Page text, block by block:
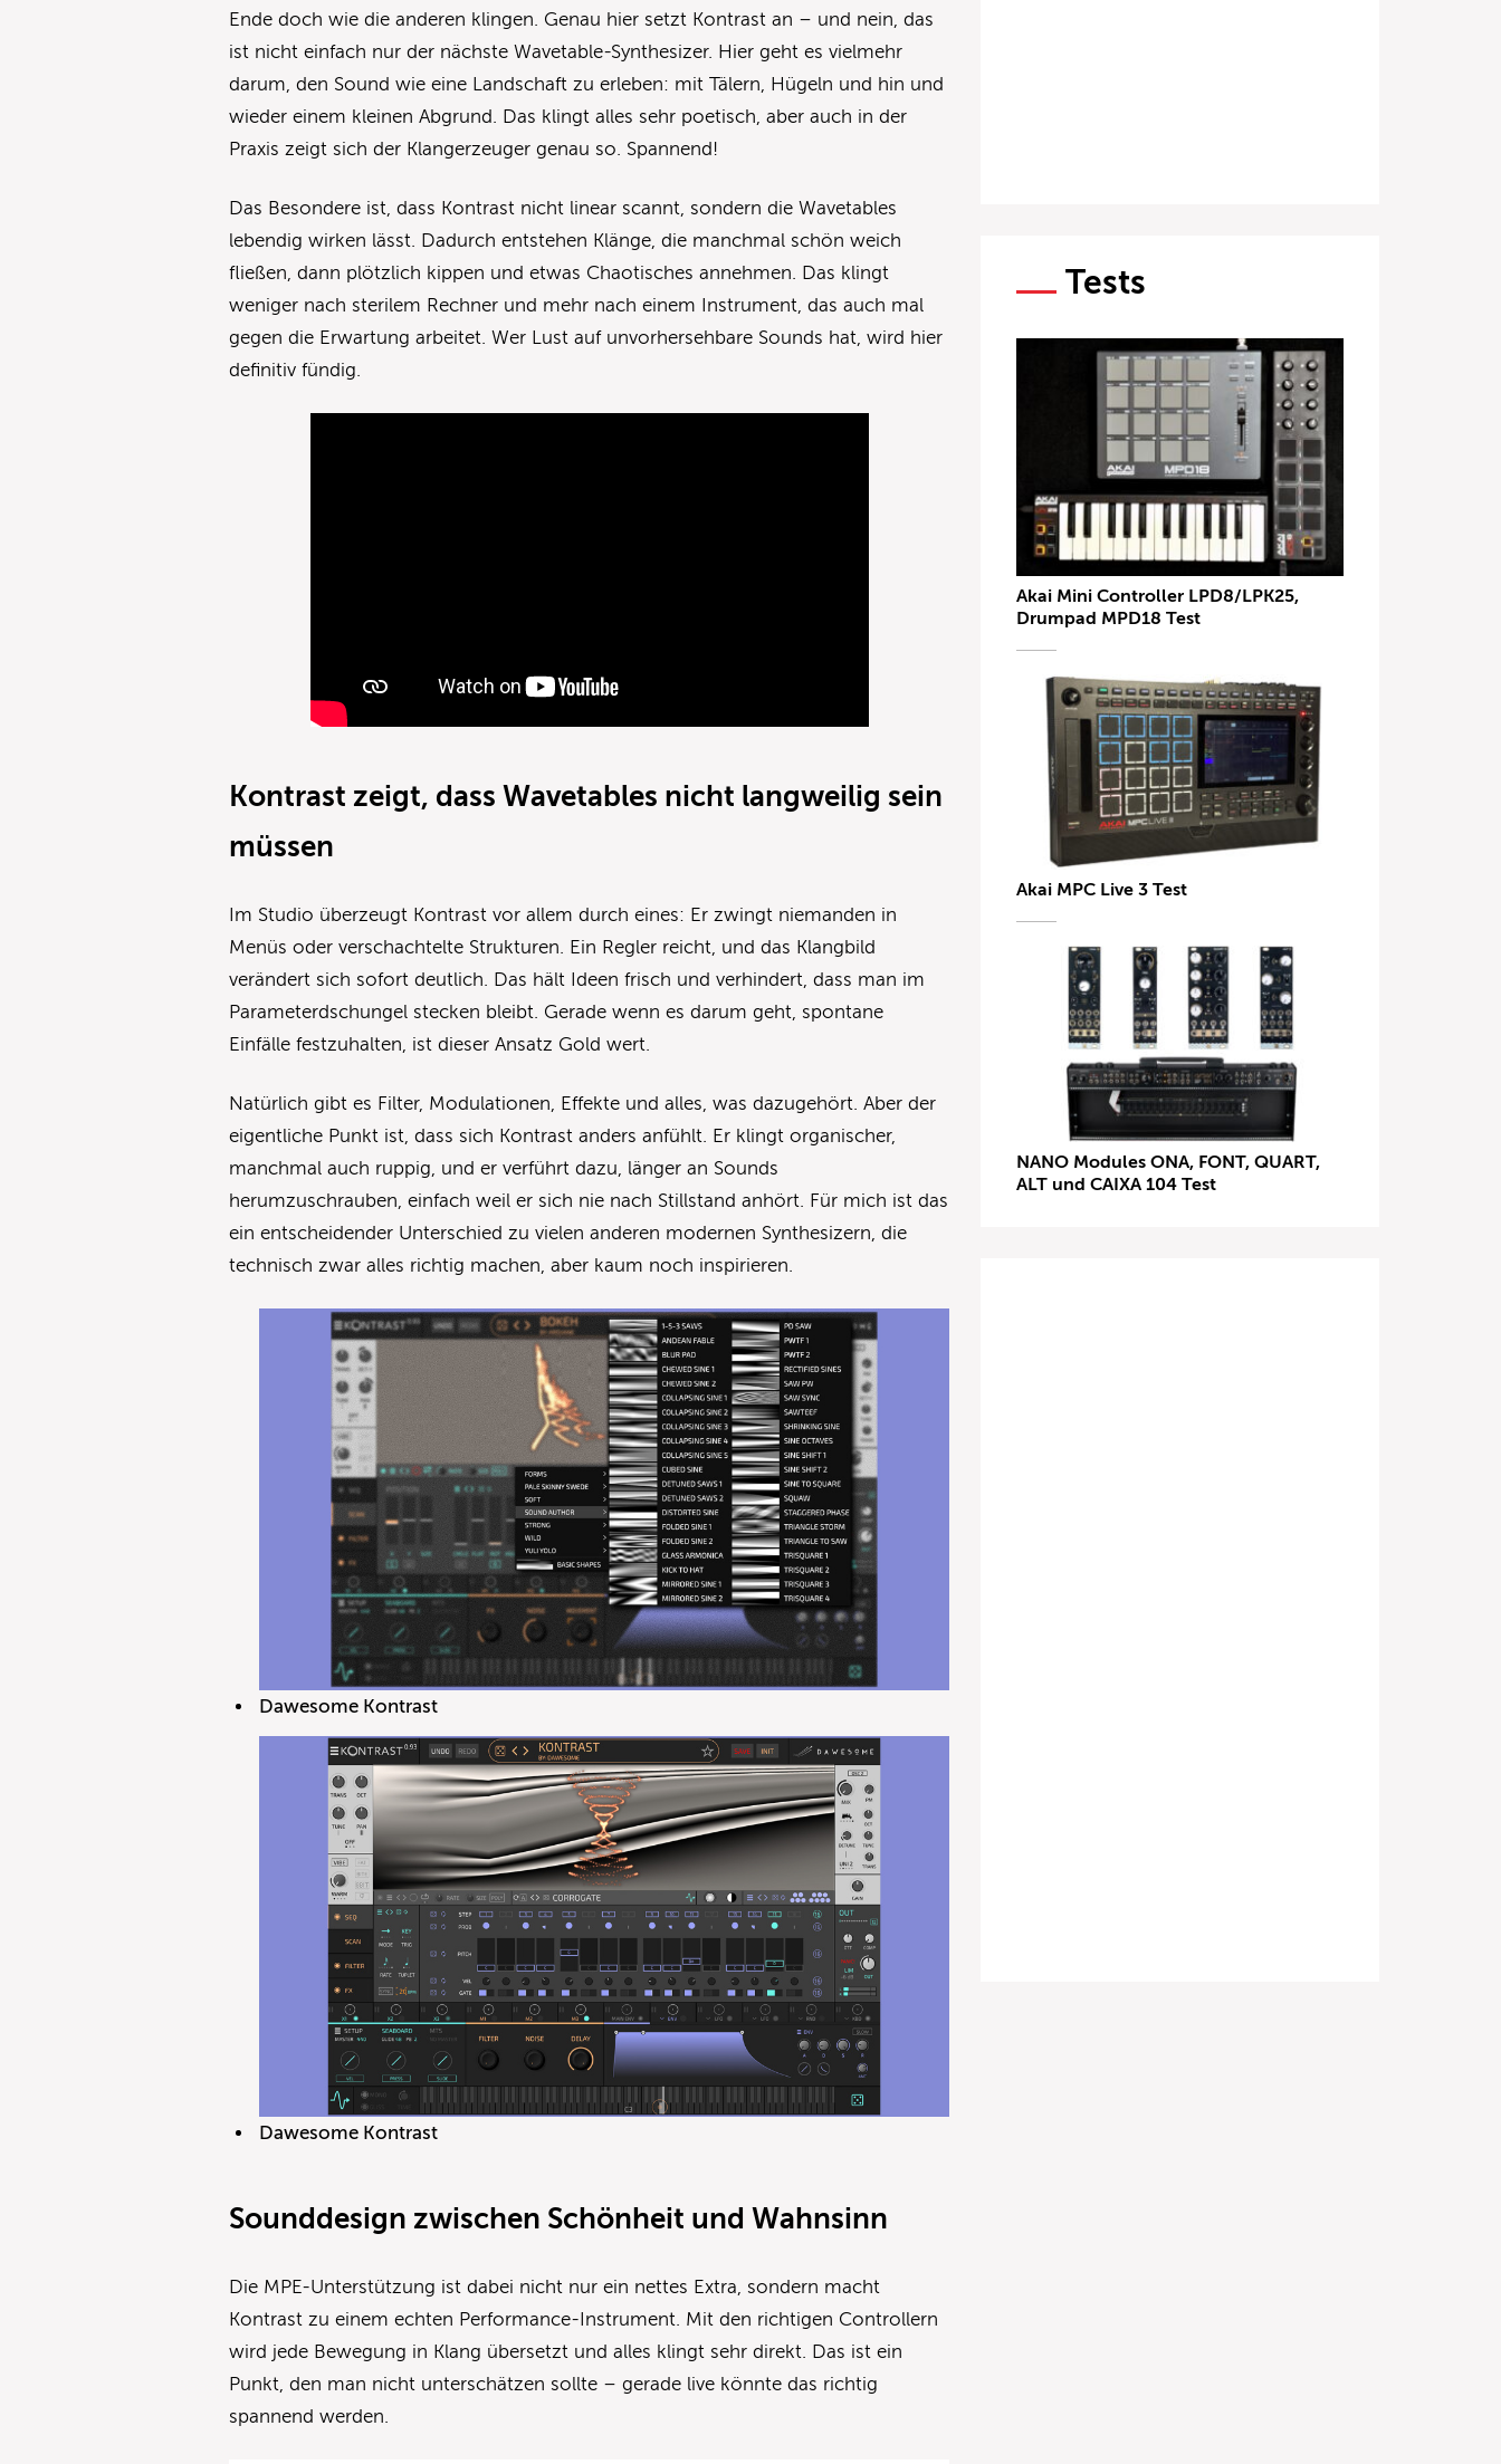
Ende doch wie die anderen klingen. Genau hier setzt Kontrast an – und nein, das
ist nicht einfach nur der nächste Wavetable-Synthesizer. Hier geht es vielmehr
darum, den Sound wie eine Landschaft zu erleben: mit Tälern, Hügeln und hin und
wieder einem kleinen Abgrund. Das klingt alles sehr poetisch, aber auch in der
Praxis zeigt sich der Klangerzeuger genau so. Spannend!
Das Besondere ist, dass Kontrast nicht linear scannt, sondern die Wavetables
lebendig wirken lässt. Dadurch entstehen Klänge, die manchmal schön weich
fließen, dann plötzlich kippen und etwas Chaotisches annehmen. Das klingt
weniger nach sterilem Rechner und mehr nach einem Instrument, das auch mal
gegen die Erwartung arbeitet. Wer Lust auf unvorhersehbare Sounds hat, wird hier
definitiv fündig.
Kontrast zeigt, dass Wavetables nicht langweilig sein
müssen
Im Studio überzeugt Kontrast vor allem durch eines: Er zwingt niemanden in
Menüs oder verschachtelte Strukturen. Ein Regler reicht, und das Klangbild
verändert sich sofort deutlich. Das hält Ideen frisch und verhindert, dass man im
Parameterdschungel stecken bleibt. Gerade wenn es darum geht, spontane
Einfälle festzuhalten, ist dieser Ansatz Gold wert.
Natürlich gibt es Filter, Modulationen, Effekte und alles, was dazugehört. Aber der
eigentliche Punkt ist, dass sich Kontrast anders anfühlt. Er klingt organischer,
manchmal auch ruppig, und er verführt dazu, länger an Sounds
herumzuschrauben, einfach weil er sich nie nach Stillstand anhört. Für mich ist das
ein entscheidender Unterschied zu vielen anderen modernen Synthesizern, die
technisch zwar alles richtig machen, aber kaum noch inspirieren.
Dawesome Kontrast
Dawesome Kontrast
Sounddesign zwischen Schönheit und Wahnsinn
Die MPE-Unterstützung ist dabei nicht nur ein nettes Extra, sondern macht
Kontrast zu einem echten Performance-Instrument. Mit den richtigen Controllern
wird jede Bewegung in Klang übersetzt und alles klingt sehr direkt. Das ist ein
Punkt, den man nicht unterschätzen sollte – gerade live könnte das richtig
spannend werden.
Tests
Akai Mini Controller LPD8/LPK25,
Drumpad MPD18 Test
Akai MPC Live 3 Test
NANO Modules ONA, FONT, QUART,
ALT und CAIXA 104 Test